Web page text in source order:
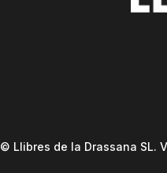
© Llibres de la Drassana SL.